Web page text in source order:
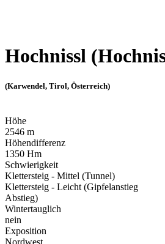
Hochnissl
(Karwendel, Tirol, Österreich)
Höhe
2546 m
Höhendifferenz
1350 Hm
Schwierigkeit
Klettersteig - Mittel (Tunnel)
Klettersteig - Leicht (Gipfelanstieg
Abstieg)
Wintertauglich
nein
Exposition
Nordwest